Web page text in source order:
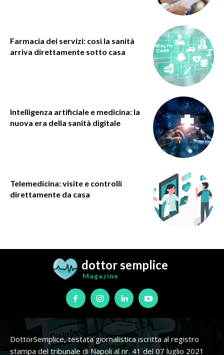
Farmacia dei servizi: così la sanità
arriva direttamente sotto casa
Intelligenza artificiale e medicina: la
nuova era della sanità digitale
Telemedicina: visite e controlli
direttamente da casa
dottor semplice
Magazine
DottorSemplice, testata giornalistica iscritta al registro
stampa del tribunale di Napoli al nr. 41 del 07 luglio 2021